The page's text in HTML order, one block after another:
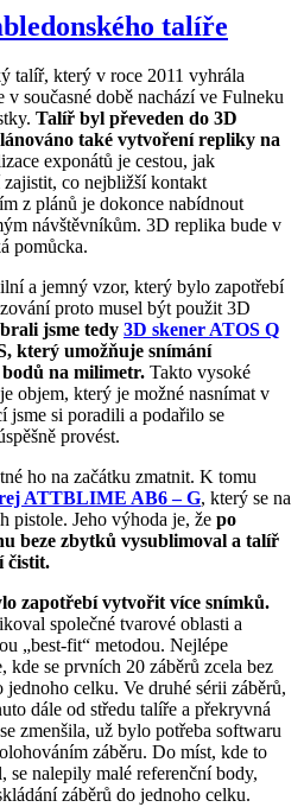
talíře
talíř, který v roce 2011 vyhrála
současné době nachází ve Fulneku
Talíř byl převeden do 3D
také vytvoření repliky na
exponátů je cestou, jak
co nejbližší kontakt
z plánů je dokonce nabídnout
návštěvníkům. 3D replika bude v
pomůcka.
a jemný vzor, který bylo zapotřebí
proto musel být použit 3D
jsme tedy 3D skener ATOS Q
který umožňuje snímání
bodů na milimetr. Takto vysoké
objem, který je možné nasnímat v
jsme si poradili a podařilo se
provést.
ho na začátku zmatnit. K tomu
ATTBLIME AB6 – G, který se na
pistole. Jeho výhoda je, že po
beze zbytků vysublimoval a talíř
čistit.
zapotřebí vytvořit více snímků.
společné tvarové oblasti a
„best-fit“ metodou. Nejlépe
kde se prvních 20 záběrů zcela bez
jednoho celku. Ve druhé sérii záběrů,
dále od středu talíře a překryvná
zmenšila, už bylo potřeba softwaru
záběru. Do míst, kde to
nalepily malé referenční body,
záběrů do jednoho celku.